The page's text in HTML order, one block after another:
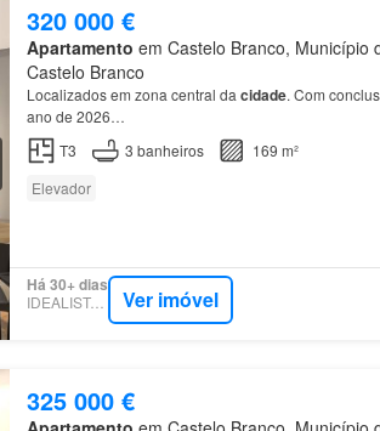
320 000 €
Apartamento em Castelo Branco, Município
Castelo Branco
Localizados em zona central da cidade. Com
ano de 2026…
T3
3 banheiros
169 m²
Elevador
Há 30+ dias
IDEALISTA.PT Ver imóvel
325 000 €